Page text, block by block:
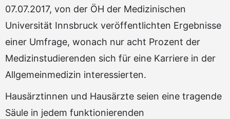
07.07.2017, von der ÖH der Medizinischen
Universität Innsbruck veröffentlichten Ergebnisse
einer Umfrage, wonach nur acht Prozent der
Medizinstudierenden sich für eine Karriere in der
Allgemeinmedizin interessierten.
Hausärztinnen und Hausärzte seien eine tragende
Säule in jedem funktionierenden